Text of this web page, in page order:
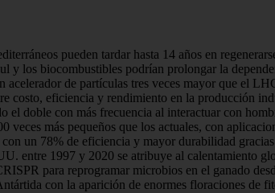
pueden tardar hasta 14 años en
y los biocombustibles podrían prolongar la
de partículas tres veces mayor que el
costo, eficiencia y rendimiento en la producción
el doble con más frecuencia al interactuar con
veces más pequeños que los actuales, con
un 78% de eficiencia y mayor durabilidad
entre 1997 y 2020 se atribuye al calentamiento
para reprogramar microbios en el ganado
con la aparición de enormes floraciones de